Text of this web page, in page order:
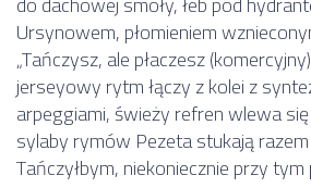
Ursynowem, płomieniem
„Tańczysz, ale płaczesz
jerseyowy rytm łączy z kolei z
arpeggiami, świeży refren wlewa
sylaby rymów Pezeta stukają
Tańczyłbym, niekoniecznie przy tym